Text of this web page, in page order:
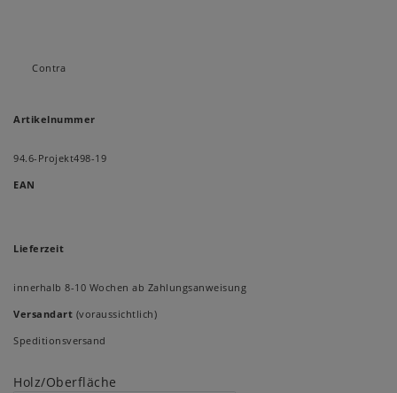
Contra
Artikelnummer
94.6-Projekt498-19
EAN
Lieferzeit
innerhalb 8-10 Wochen ab Zahlungsanweisung
Versandart (voraussichtlich)
Speditionsversand
Holz/Oberfläche